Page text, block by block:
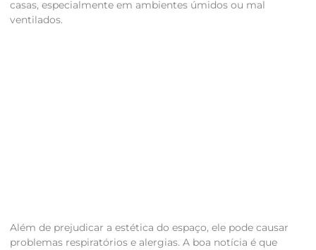
casas, especialmente em ambientes úmidos ou mal
ventilados.
Além de prejudicar a estética do espaço, ele pode causar
problemas respiratórios e alergias. A boa notícia é que